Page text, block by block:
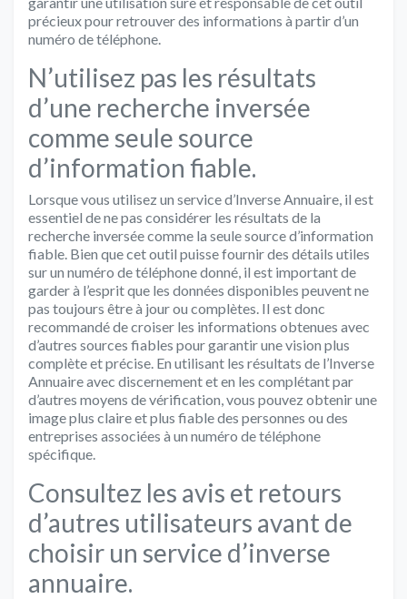
précieux pour retrouver des informations à partir d’un
numéro de téléphone.
N’utilisez pas les résultats
d’une recherche inversée
comme seule source
d’information fiable.
Lorsque vous utilisez un service d’Inverse Annuaire, il est
essentiel de ne pas considérer les résultats de la
recherche inversée comme la seule source d’information
fiable. Bien que cet outil puisse fournir des détails utiles
sur un numéro de téléphone donné, il est important de
garder à l’esprit que les données disponibles peuvent ne
pas toujours être à jour ou complètes. Il est donc
recommandé de croiser les informations obtenues avec
d’autres sources fiables pour garantir une vision plus
complète et précise. En utilisant les résultats de l’Inverse
Annuaire avec discernement et en les complétant par
d’autres moyens de vérification, vous pouvez obtenir une
image plus claire et plus fiable des personnes ou des
entreprises associées à un numéro de téléphone
spécifique.
Consultez les avis et retours
d’autres utilisateurs avant de
choisir un service d’inverse
annuaire.